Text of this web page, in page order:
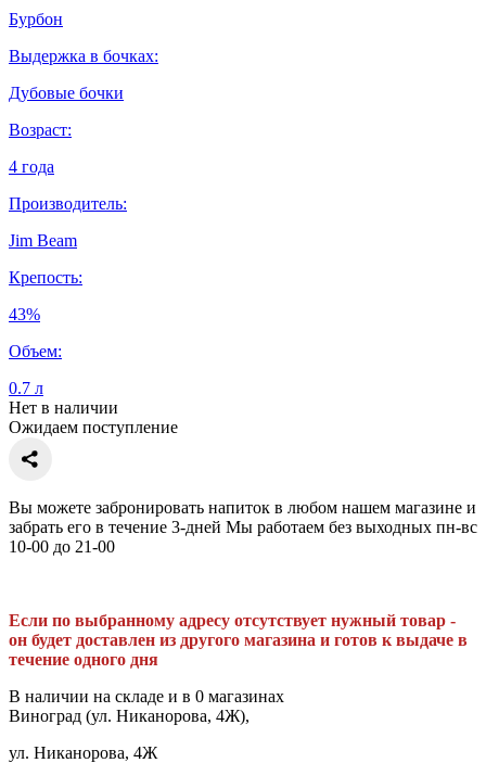
Бурбон
Выдержка в бочках:
Дубовые бочки
Возраст:
4 года
Производитель:
Jim Beam
Крепость:
43%
Объем:
0.7 л
Нет в наличии
Ожидаем поступление
Вы можете забронировать напиток в любом нашем магазине и
забрать его в течение 3-дней Мы работаем без выходных пн-вс
10-00 до 21-00
Если по выбранному адресу отсутствует нужный товар -
он будет доставлен из другого магазина и готов к выдаче в
течение одного дня
В наличии на складе и в 0 магазинах
Виноград (ул. Никанорова, 4Ж),
ул. Никанорова, 4Ж